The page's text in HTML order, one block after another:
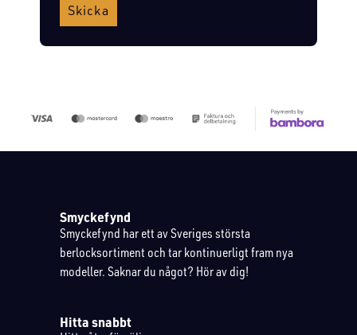
Skicka
Smyckefynd
Smyckefynd har ett av Sveriges största
berlocksortiment och tar kontinuerligt fram nya
modeller. Saknar du något? Hör av dig!
Hitta snabbt